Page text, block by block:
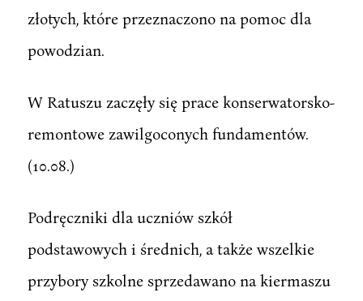
złotych, które przeznaczono na pomoc dla
powodzian.
W Ratuszu zaczęły się prace konserwatorsko-
remontowe zawilgoconych fundamentów.
(10.08.)
Podręczniki dla uczniów szkół
podstawowych i średnich, a także wszelkie
przybory szkolne sprzedawano na kiermaszu